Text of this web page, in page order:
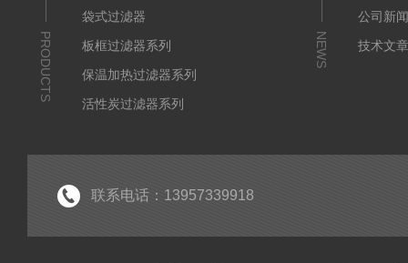
PRODUCTS
袋式过滤器
板框过滤器系列
保温加热过滤器系列
活性炭过滤器系列
水系及有机微孔滤膜系列
NEWS
公司新
技术文
联系电话：13957339918